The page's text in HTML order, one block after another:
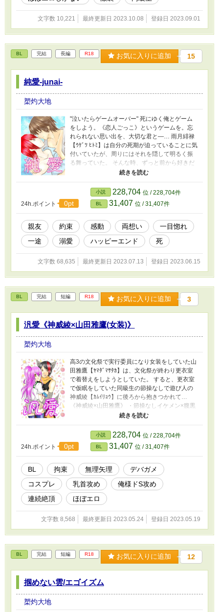
文字数 10,221 最終更新日 2023.10.08 登録日 2023.09.01
BL 完結 長編 R18 お気に入りに追加 15
純愛-junai-
槊灼大地
"泣いたらゲームオーバー" 死にゆく俺とゲーム
をしよう。《恋人ごっこ》というゲームを。忘
れられない思い出を、大切な君と―… 雨月緋禄
【ｳｹﾞﾂ ﾋﾄﾐ】は自分の死期が迫っていることに気
付いていたが、周りにはそれを隠して明るく振
る舞っていた。 そんな時、ずっと前から好きだ
った親友の前山咲輝【ﾏｴﾔﾏ ｻｷ】に「ゲームをし
ムオーバー"という条件を自ら出し《恋人ごっ
こ》というゲームが始まる。 日々お互いに惹か
れ合っていくが、残酷にも別れの時は着々と近
付いていき―… 切なくて優しい二人の純愛物
語。 緋禄side【全5章】 咲輝side【全5章】 全
10章 ・BL ・同級生 ・純愛 ・一途 ・両思い ・
切ない ・死 ・辛くないハッピーエンド
24h.ポイント 0pt
小説 228,704 位 / 228,704件
BL 31,407 位 / 31,407件
親友 約束 感動 両想い
一目惚れ
一途
溺愛 ハッピーエンド 死
文字数 68,635 最終更新日 2023.07.13 登録日 2023.06.15
BL 完結 短編 R18 お気に入りに追加 3
汎愛《神威綾×山田雅鷹(女装)》
槊灼大地
高3の文化祭で実行委員になり女装をしていた山
田雅鷹【ﾔﾏﾀﾞﾏｻﾀｶ】は、文化祭が終わり更衣室
で着替えをしようとしていた。 すると、更衣室
で仮眠をしていた同級生の節操なしで遊び人の
神威綾【ｶﾑｲﾘｮｳ】に後ろから抱きつかれて…
《神威綾×山田雅鷹》 ・節操なしイケメン×腹黒
金持ち ・雑食CP ・同級生 ・コスプレ ・デバガ
本CPの哀沢×雅鷹以外を見たく無い方はUターン
お願いいたします。
24h.ポイント
0pt
小説 228,704 位 / 228,704件
BL 31,407 位 / 31,407件
BL 拘束 無理矢理
デバガメ
コスプレ
乳首攻め
俺様ドS攻め
連続絶頂
ほぼエロ
文字数 8,568 最終更新日 2023.05.24 登録日 2023.05.19
BL 完結 短編 R18 お気に入りに追加 12
掴めない雲/エゴイズム
槊灼大地